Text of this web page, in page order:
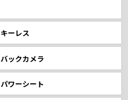
キーレス
バックカメラ
パワーシート